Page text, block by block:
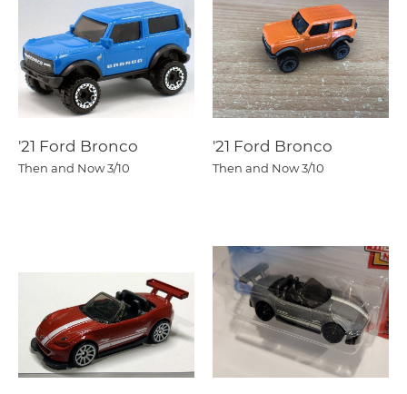
'21 Ford Bronco
Then and Now3/10
'21 Ford Bronco
Then and Now3/10